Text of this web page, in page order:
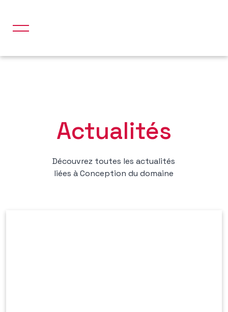
à ossature bois
Actualités
Découvrez toutes les actualités
liées à Conception du domaine